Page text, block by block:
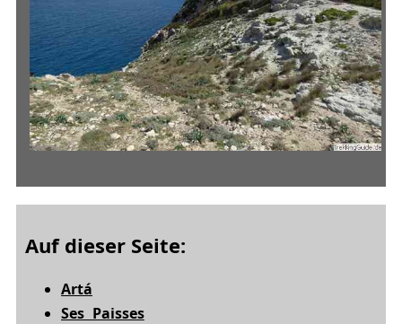
Auf dieser Seite:
Artá
Ses Paisses